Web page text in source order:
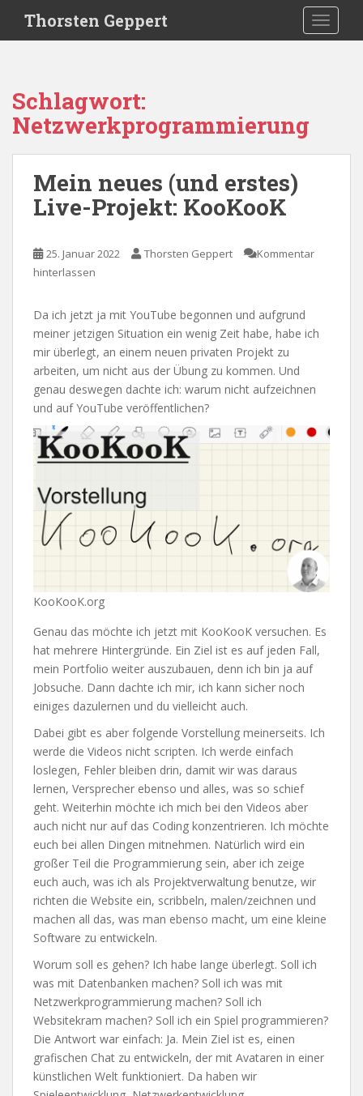
i
Thorsten Geppert
Schlagwort:
Netzwerkprogrammierung
Mein neues (und erstes)
Live-Projekt: KooKooK
25. Januar 2022 Thorsten Geppert
Kommentar
hinterlassen
Da ich jetzt ja mit YouTube begonnen und aufgrund
meiner jetzigen Situation ein wenig Zeit habe, habe ich
mir überlegt, an einem neuen privaten Projekt zu
arbeiten, um nicht aus der Übung zu kommen. Und
genau deswegen dachte ich: warum nicht aufzeichnen
und auf YouTube veröffentlichen?
KooKooK.org
Genau das möchte ich jetzt mit KooKooK versuchen. Es
hat mehrere Hintergründe. Ein Ziel ist es auf jeden Fall,
mein Portfolio weiter auszubauen, denn ich bin ja auf
Jobsuche. Dann dachte ich mir, ich kann sicher noch
einiges dazulernen und du vielleicht auch.
Dabei gibt es aber folgende Vorstellung meinerseits. Ich
werde die Videos nicht scripten. Ich werde einfach
loslegen, Fehler bleiben drin, damit wir was daraus
lernen, Versprecher ebenso und alles, was so schief
geht. Weiterhin möchte ich mich bei den Videos aber
auch nicht nur auf das Coding konzentrieren. Ich möchte
euch bei allen Dingen mitnehmen. Natürlich wird ein
großer Teil die Programmierung sein, aber ich zeige
euch auch, was ich als Projektverwaltung benutze, wir
richten die Website ein, scribbeln, malen/zeichnen und
machen all das, was man ebenso macht, um eine kleine
Software zu entwickeln.
Worum soll es gehen? Ich habe lange überlegt. Soll ich
was mit Datenbanken machen? Soll ich was mit
Netzwerkprogrammierung machen? Soll ich
Websitekram machen? Soll ich ein Spiel programmieren?
Die Antwort war einfach: Ja. Mein Ziel ist es, einen
grafischen Chat zu entwickeln, der mit Avataren in einer
künstlichen Welt funktioniert. Da haben wir